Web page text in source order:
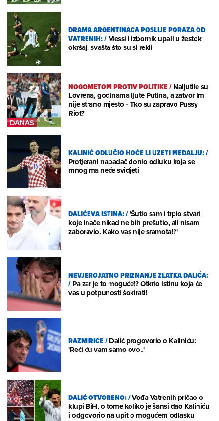
DRAMA ARGENTINACA POSLIJE PORAZA OD
VATRENIH:/Messi i izbornik upali u žestok
okršaj, svašta što su si rekli
NOGOMETOM PROTIV POLITIKE/Naljutile su
Lovrena, godinama ljute Putina, a zatvor im
nije strano mjesto - Tko su zapravo Pussy
Riot?
KALINIĆ ODLUČIO HOĆE LI UZETI MEDALJU:/
Protjerani napadač donio odluku koja se
mnogima neće svidjeti
DALIĆEVA ISTINA:/'Šutio sam i trpio stvari
koje inače nikad ne bih prešutio, ali nisam
zaboravio. Kako vas nije sramota!?'
NEVJEROJATNO PRIZNANJE ZLATKA DALIĆA:
/Pa zar je to moguće!? Otkrio istinu koja će
vas u potpunosti šokirati!
RAZMIRICE/Dalić progovorio o Kaliniću:
'Reći ću vam samo ovo..'
DALIĆ OTVORENO:/Vođa Vatrenih pričao o
klupi BiH, o tome koliko je šansi dao Kaliniću
i odgovorio na upit o mogućem odlasku